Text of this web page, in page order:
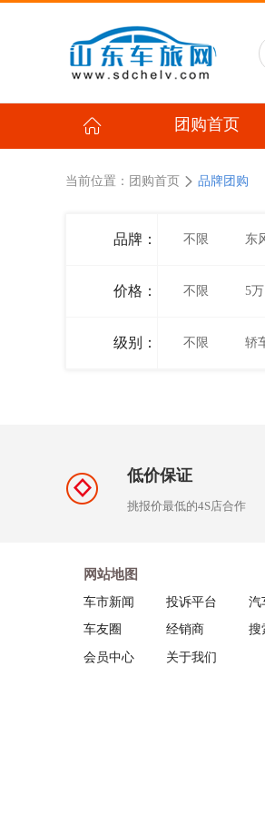
团购首页
当前位置： 团购首页 品牌团购
品牌： 不限 东
价格： 不限 5
级别： 不限 轿
低价保证
挑报价最低的4S店合作
网站地图
车市新闻 投诉平台 汽
车友圈 经销商 搜
会员中心 关于我们